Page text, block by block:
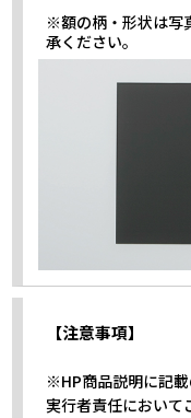
※額の柄・形状は写
承ください。
【注意事項】
※HP商品説明に記
実行者責任において